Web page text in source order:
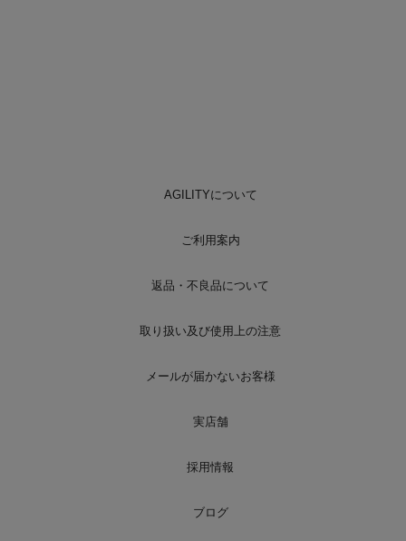
AGILITYについて
ご利用案内
返品・不良品について
取り扱い及び使用上の注意
メールが届かないお客様
実店舗
採用情報
ブログ